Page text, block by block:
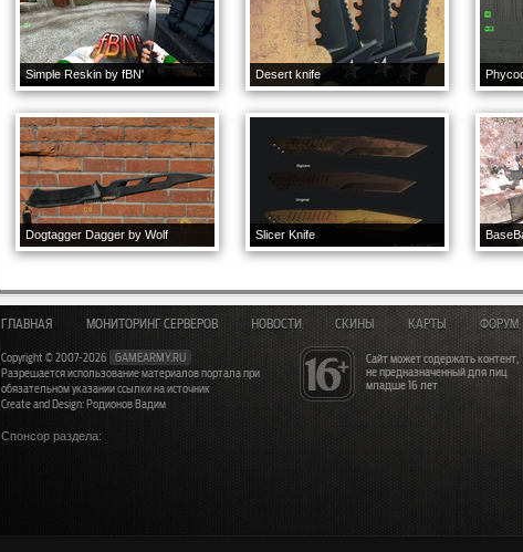
Simple Reskin by fBN' Desert knife
Dogtagger Dagger by Wolf Slicer Knife
Сайт может содержать контент,
не предназначенный для лиц
младше 16 лет
ГЛАВНАЯ МОНИТОРИНГ СЕРВЕРОВ НОВОСТИ СКИНЫ КАРТЫ ФОРУМ
Copyright © 2007-2026
GAMEARMY.RU
Разрешается использование материалов портала при
обязательном указании ссылки на источник
Create and Design: Родионов Вадим
Спонсор раздела: